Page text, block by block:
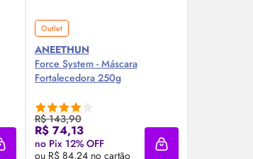
Adicionar à sacola
Outlet
ANEETHUN
Force System - Máscara
Fortalecedora 250g
R$ 143,90
R$ 74,13
no Pix 12% OFF
ou R$ 84,24 no cartão
Compre Agora ❯
Adicionar à sacola